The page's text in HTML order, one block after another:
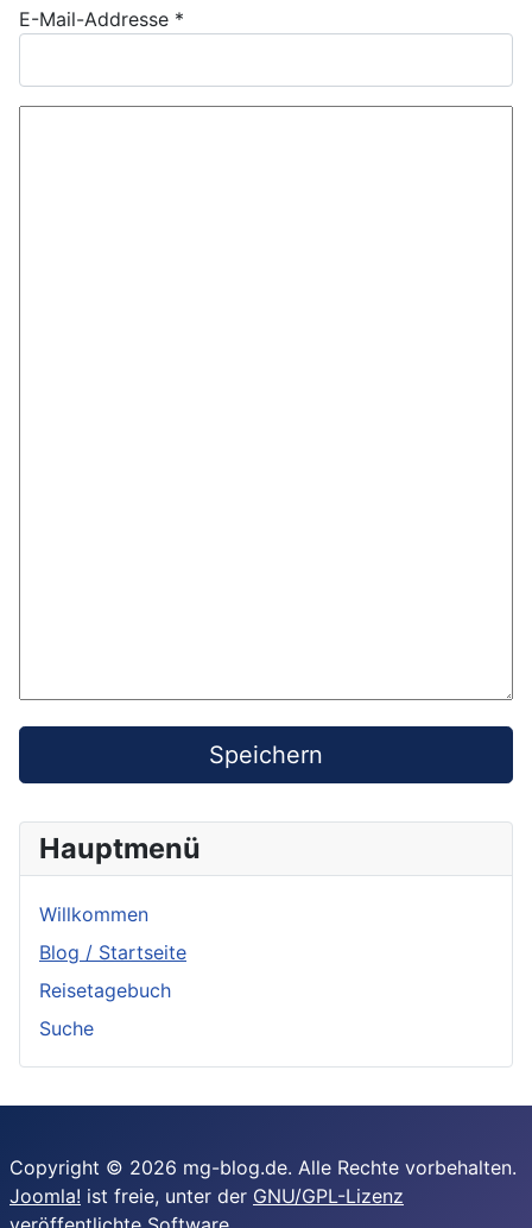
E-Mail-Addresse *
Speichern
Hauptmenü
Willkommen
Blog / Startseite
Reisetagebuch
Suche
Copyright © 2026 mg-blog.de. Alle Rechte vorbehalten.
Joomla! ist freie, unter der GNU/GPL-Lizenz